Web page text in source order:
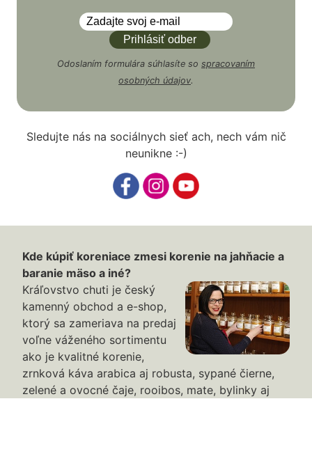
Odoslaním formulára súhlasíte so spracovaním
osobných údajov.
Sledujte nás na sociálnych sieť ach, nech vám nič
neunikne :-)
Kde kúpiť koreniace zmesi korenie na jahňacie a
baranie mäso a iné?
Kráľovstvo chuti je český
kamenný obchod a e-shop,
ktorý sa zameriava na predaj
voľne váženého sortimentu
ako je kvalitné korenie,
zrnková káva arabica aj robusta, sypané čierne,
zelené a ovocné čaje, rooibos, mate, bylinky aj